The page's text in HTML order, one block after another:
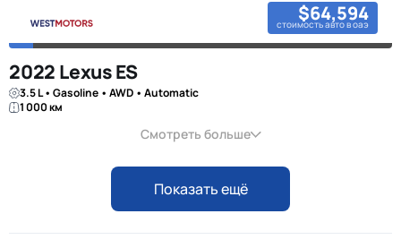
$64,594
стоимость авто в оаэ
2022 Lexus ES
3.5 L • Gasoline • AWD • Automatic
1 000 км
Смотреть больше
Показать ещё